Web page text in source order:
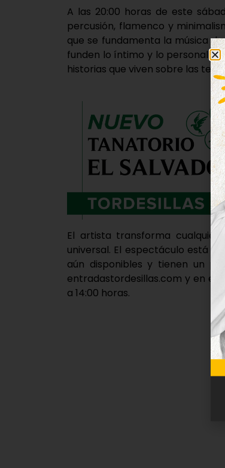
A las 20:00 horas de este
percusión, flamenco y
que se fundamenta la música
funden lo íntimo y lo personal y
historias que viven sobre las
El artista transforma
universal. El espectáculo está
aún disponibles y tienen un
entradastordesillas.com y en el
a 14:00 horas.